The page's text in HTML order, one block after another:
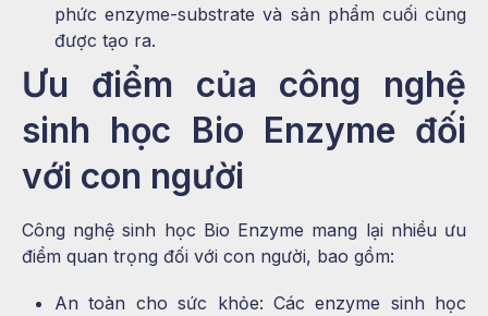
phức enzyme-substrate và sản phẩm cuối cùng
được tạo ra.
Ưu điểm của công nghệ
sinh học Bio Enzyme đối
với con người
Công nghệ sinh học Bio Enzyme mang lại nhiều ưu
điểm quan trọng đối với con người, bao gồm:
An toàn cho sức khỏe: Các enzyme sinh học